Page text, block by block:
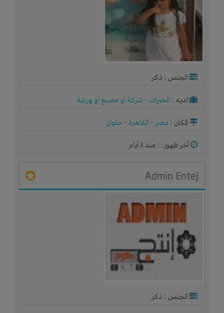
الجنس : ذكر
لديـه : الخبرات - شركة أو مصنع أو ورشة
المكان : مصر- القاهرة - حلوان
آخر ظهور: : منذ 3 أيام
Admin Entej
الجنس : ذكر